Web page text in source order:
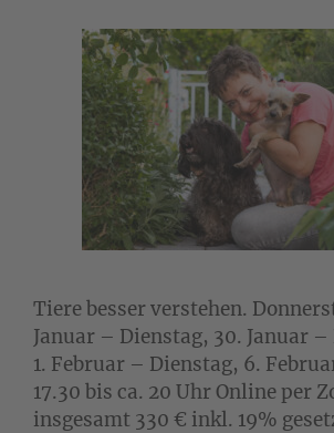
Tiere besser verstehen.
Januar – Dienstag, 30. Januar
1. Februar – Dienstag, 6.
17.30 bis ca. 20 Uhr Online per
insgesamt 330 € inkl. 19%